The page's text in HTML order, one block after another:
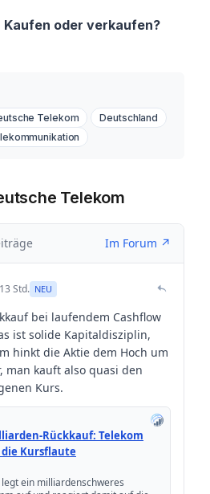
Kaufen oder verkaufen?
Telekom
Deutschland
Telekom